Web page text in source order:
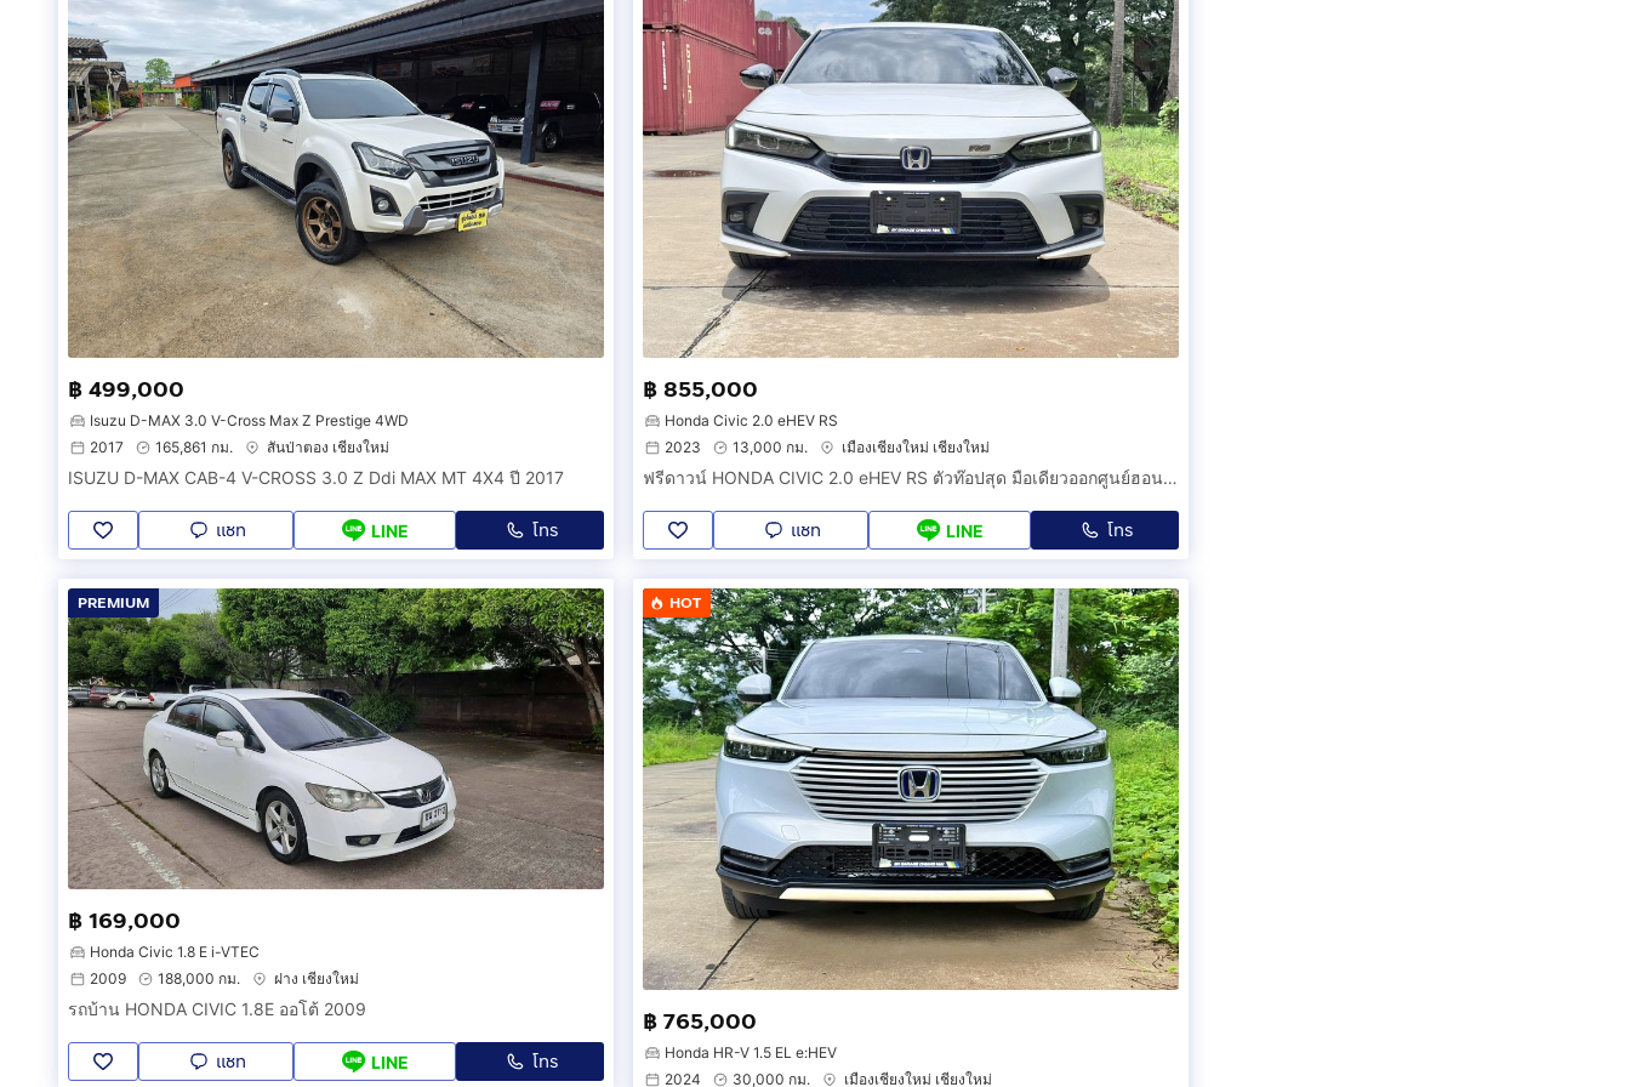
฿ 499,000
Isuzu D-MAX 3.0 V-Cross Max Z Prestige 4WD
2017
165,861 กม. สันป่าตอง เชียงใหม่
ISUZU D-MAX CAB-4 V-CROSS 3.0 Z Ddi MAX MT 4X4 ปี 2017
แชท LINE โทร
฿ 855,000
Honda Civic 2.0 eHEV RS
2023
13,000 กม. เมืองเชียงใหม่ เชียงใหม่
ฟรีดาวน์ HONDA CIVIC 2.0 eHEV RS ตัวท๊อปสุด มือเดียวออกศูนย์ฮอนด้า วิ่งน้อยมากเพียง 13,000 กม.สีขาว ปี2566(2023) สวยมากเหมือนรถใหม่.
แชท LINE โทร
PREMIUM
฿ 169,000
Honda Civic 1.8 E i-VTEC
2009
188,000 กม. ฝาง เชียงใหม่
รถบ้าน HONDA CIVIC 1.8E ออโต้ 2009
แชท LINE โทร
HOT
฿ 765,000
Honda HR-V 1.5 EL e:HEV
2024
30,000 กม. เมืองเชียงใหม่ เชียงใหม่